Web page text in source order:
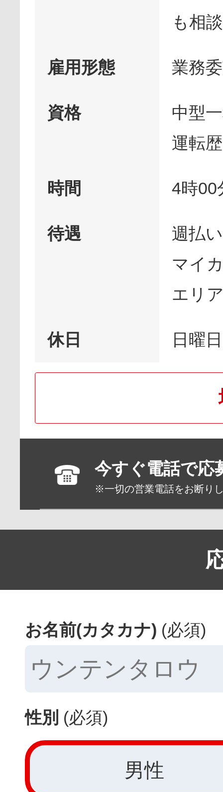
も相
雇用形態 業務
資格
中型
運転
時間 4時00
待遇
週払
マイ
エリ
休日 日曜日
今すぐ電話で応
※一切の営業電話をお断り
お名前(カタカナ) (必須)
性別 (必須)
男性